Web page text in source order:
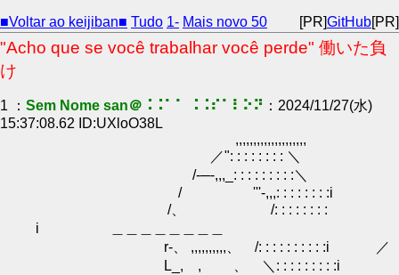
■Voltar ao keijiban■ Tudo 1- Mais novo 50 [PR]GitHub[PR]
"Acho que se você trabalhar você perde" 働いた負
け
1 ： Sem Nome san＠⠨⠨⠁⠁ ⠨⠨⠎⠁⠇⠕⠝ ：2024/11/27(水)
15:37:08.62 ID:UXloO38L
,,,,,,,,,,,,,,,,,,,,
／": : : : : : : : ＼
/-─-,,,_: : : : : : : : :＼
/ '''-,,,: : : : : : : :i
/、 /: : : : : : : :
i ＿＿＿＿＿＿＿＿
r-、 ,,,,,,,,,,、 /: : : : : : : : : :i ／
L_, , 、 ＼: : : : : : : : :i